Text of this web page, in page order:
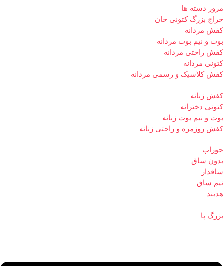
مرور دسته ها
حراج بزرگ کتونی خان
کفش مردانه
بوت و نیم بوت مردانه
کفش راحتی مردانه
کتونی مردانه
کفش کلاسیک و رسمی مردانه
کفش زنانه
کتونی دخترانه
بوت و نیم بوت زنانه
کفش روزمره و راحتی زنانه
جوراب
بدون ساق
ساقدار
نیم ساق
هدبند
بزرگ پا